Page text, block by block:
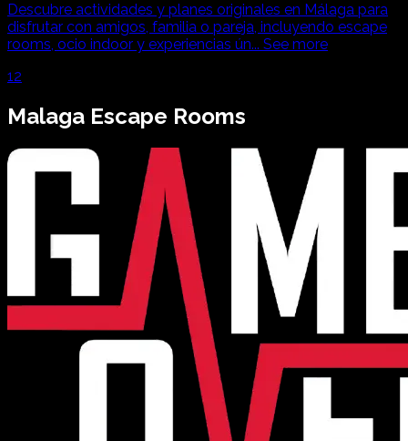
Descubre actividades y planes originales en Málaga para
disfrutar con amigos, familia o pareja, incluyendo escape
rooms, ocio indoor y experiencias ún... See more
12
Malaga Escape Rooms